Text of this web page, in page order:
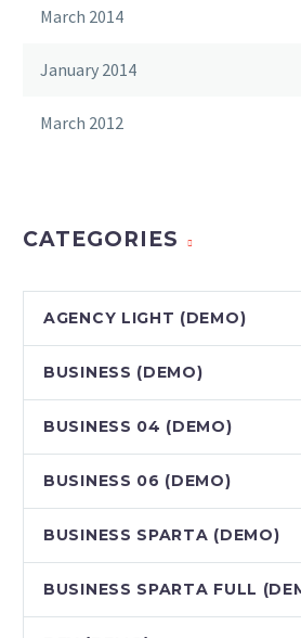
March 2014
January 2014
March 2012
CATEGORIES
AGENCY LIGHT (DEMO)
BUSINESS (DEMO)
BUSINESS 04 (DEMO)
BUSINESS 06 (DEMO)
BUSINESS SPARTA (DEMO)
BUSINESS SPARTA FULL